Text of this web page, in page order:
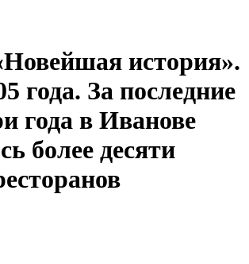
история».
года. За последние
года в Иванове
более десяти